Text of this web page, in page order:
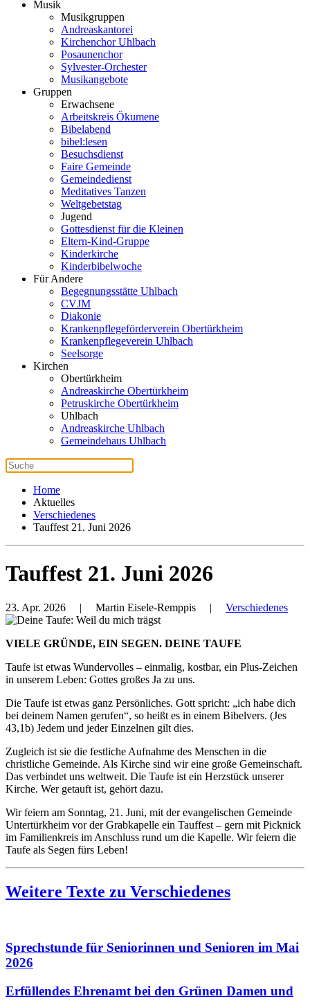
Musik
Musikgruppen
Andreaskantorei
Kirchenchor Uhlbach
Posaunenchor
Sylvester-Orchester
Musikangebote
Gruppen
Erwachsene
Arbeitskreis Ökumene
Bibelabend
bibel:lesen
Besuchsdienst
Faire Gemeinde
Gemeindedienst
Meditatives Tanzen
Weltgebetstag
Jugend
Gottesdienst für die Kleinen
Eltern-Kind-Gruppe
Kinderkirche
Kinderbibelwoche
Für Andere
Begegnungsstätte Uhlbach
CVJM
Diakonie
Krankenpflegeförderverein Obertürkheim
Krankenpflegeverein Uhlbach
Seelsorge
Kirchen
Obertürkheim
Andreaskirche Obertürkheim
Petruskirche Obertürkheim
Uhlbach
Andreaskirche Uhlbach
Gemeindehaus Uhlbach
Home
Aktuelles
Verschiedenes
Tauffest 21. Juni 2026
Tauffest 21. Juni 2026
23. Apr. 2026 | Martin Eisele-Remppis | Verschiedenes
VIELE GRÜNDE, EIN SEGEN. DEINE TAUFE
Taufe ist etwas Wundervolles – einmalig, kostbar, ein Plus-Zeichen
in unserem Leben: Gottes großes Ja zu uns.
Die Taufe ist etwas ganz Persönliches. Gott spricht: „ich habe dich
bei deinem Namen gerufen“, so heißt es in einem Bibelvers. (Jes
43,1b) Jedem und jeder Einzelnen gilt dies.
Zugleich ist sie die festliche Aufnahme des Menschen in die
christliche Gemeinde. Als Kirche sind wir eine große Gemeinschaft.
Das verbindet uns weltweit. Die Taufe ist ein Herzstück unserer
Kirche. Wer getauft ist, gehört dazu.
Wir feiern am Sonntag, 21. Juni, mit der evangelischen Gemeinde
Untertürkheim vor der Grabkapelle ein Tauffest – gern mit Picknick
im Familienkreis im Anschluss rund um die Kapelle. Wir feiern die
Taufe als Segen fürs Leben!
Weitere Texte zu Verschiedenes
Sprechstunde für Seniorinnen und Senioren im Mai
2026
Erfüllendes Ehrenamt bei den Grünen Damen und